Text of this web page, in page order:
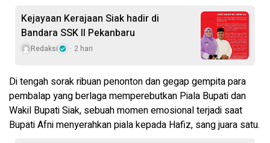
Kejayaan Kerajaan Siak hadir di
Bandara SSK II Pekanbaru
Redaksi 2 hari
Di tengah sorak ribuan penonton dan gegap gempita para
pembalap yang berlaga memperebutkan Piala Bupati dan
Wakil Bupati Siak, sebuah momen emosional terjadi saat
Bupati Afni menyerahkan piala kepada Hafiz, sang juara satu.